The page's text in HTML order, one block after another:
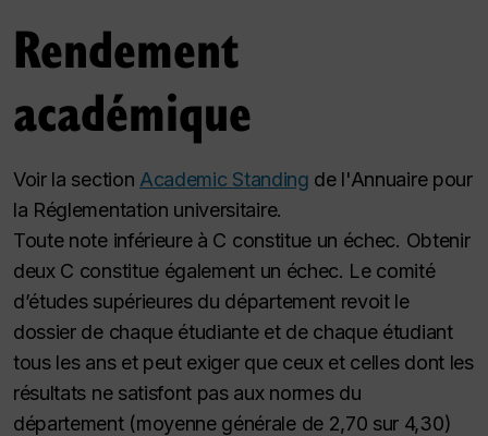
Rendement
académique
Voir la section Academic Standing de l'Annuaire pour
la Réglementation universitaire.
Toute note inférieure à C constitue un échec. Obtenir
deux C constitue également un échec. Le comité
d’études supérieures du département revoit le
dossier de chaque étudiante et de chaque étudiant
tous les ans et peut exiger que ceux et celles dont les
résultats ne satisfont pas aux normes du
département (moyenne générale de 2,70 sur 4,30)